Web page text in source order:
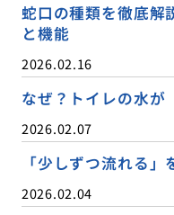
蛇口の種類を徹底解
と機能
2026.02.16
なぜ？トイレの水が
2026.02.07
「少しずつ流れる
2026.02.04